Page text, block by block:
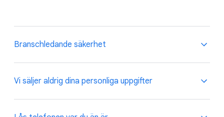
Branschledande säkerhet
Branschledande säkerhet
Vi säljer aldrig dina personliga uppgifter